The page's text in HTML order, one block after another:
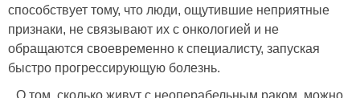
способствует тому, что люди, ощутившие неприятные
признаки, не связывают их с онкологией и не
обращаются своевременно к специалисту, запуская
быстро прогрессирующую болезнь.